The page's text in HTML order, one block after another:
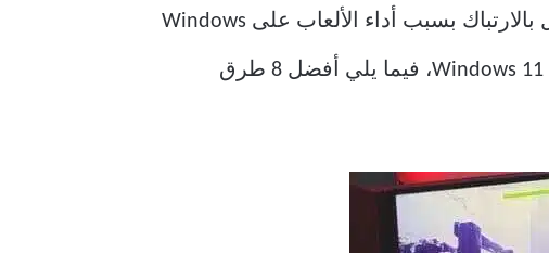
تدعي Microsoft أن Windows 11 يجلب تجربة لعب محسنة. يشعر المستخدمون الأوائل بالارتباك بسبب أداء الألعاب على Windows
11. ومع ذلك ، هناك طرق لتحسين تجربة الألعاب على جهاز الكمبيوتر الذي يعمل بنظام Windows 11، فيما يلي أفضل 8 طرق